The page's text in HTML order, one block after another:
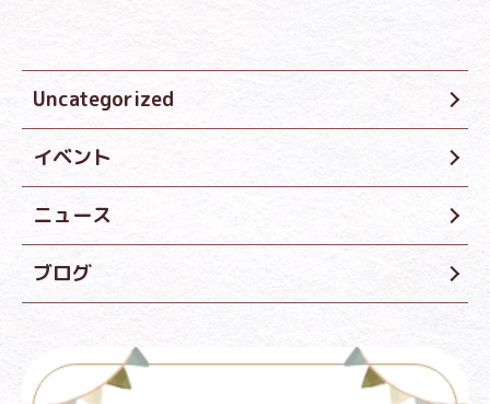
Uncategorized
イベント
ニュース
ブログ